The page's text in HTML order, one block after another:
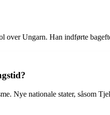
over Ungarn. Han indførte
Nye nationale stater, såsom